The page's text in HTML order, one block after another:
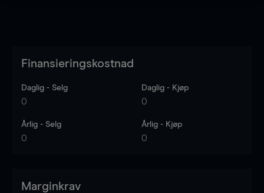
Finansieringskostnad
Daglig - Selg
0
Daglig - Kjøp
0
Årlig - Selg
0
Årlig - Kjøp
0
Marginkrav